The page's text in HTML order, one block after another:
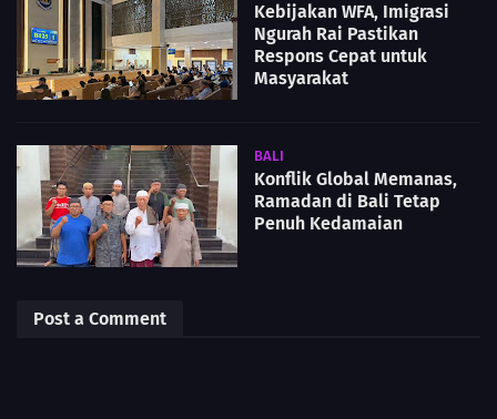
Kebijakan WFA, Imigrasi
Ngurah Rai Pastikan
Respons Cepat untuk
Masyarakat
BALI
Konflik Global Memanas,
Ramadan di Bali Tetap
Penuh Kedamaian
Post a Comment